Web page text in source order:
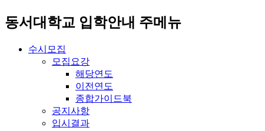
동서대학교 입학안내 주메뉴
수시모집
모집요강
해당연도
이전연도
종합가이드북
공지사항
입시결과